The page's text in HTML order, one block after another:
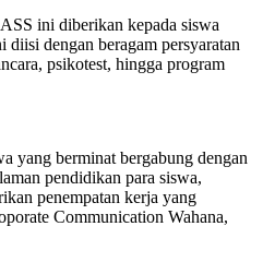
ini diberikan kepada siswa
dengan beragam persyaratan
psikotest, hingga program
yang berminat bergabung dengan
pendidikan para siswa,
penempatan kerja yang
Communication Wahana,